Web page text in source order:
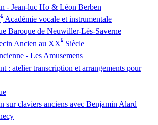
- Jean-luc Ho & Léon Berben
e
Académie vocale et instrumentale
Baroque de Neuwiller-Lès-Saverne
Ancien au XX
e
Siècle
- Les Amusemens
: atelier transcription et arrangements pour
sur claviers anciens avec Benjamin Alard